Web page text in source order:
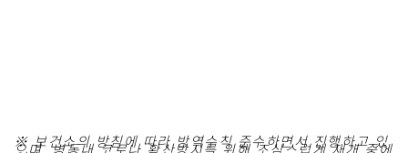
※ 보건소의 방침에 따라 방역수칙 준수하면서 진행하고 있
으며, 병동내 코로나 확산방지를 위해 조심스럽게 재개 중에